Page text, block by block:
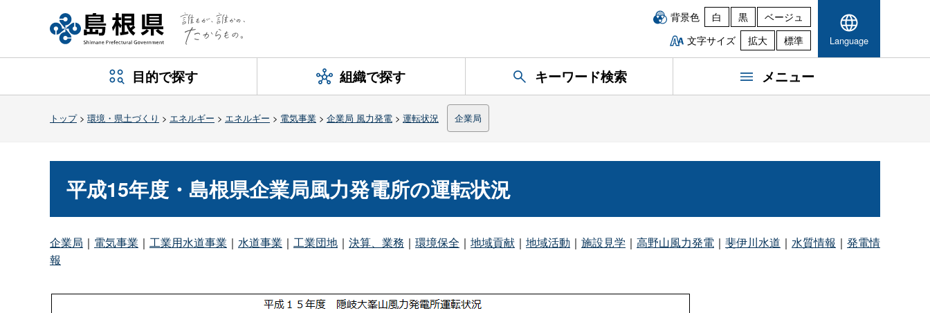
背景色 白 黒
ベージュ
文字サイズ
拡大 標準 Language
目的で探す 組織で探す キーワード検索 メニュー
トップ> 環境・県土づくり > エネルギー > エネルギー > 電気事業 > 企業局 風力発電 > 運転状況 企業局
平成15年度・島根県企業局風力発電所の運転状況
企業局 ｜ 電気事業 ｜ 工業用水道事業 ｜ 水道事業 ｜ 工業団地 ｜ 決算、業務 ｜ 環境保全 ｜ 地域貢献 ｜ 地域活動 ｜ 施設見学 ｜ 高野山風力発電 ｜ 斐伊川水道 ｜ 水質情報 ｜ 発電情
報